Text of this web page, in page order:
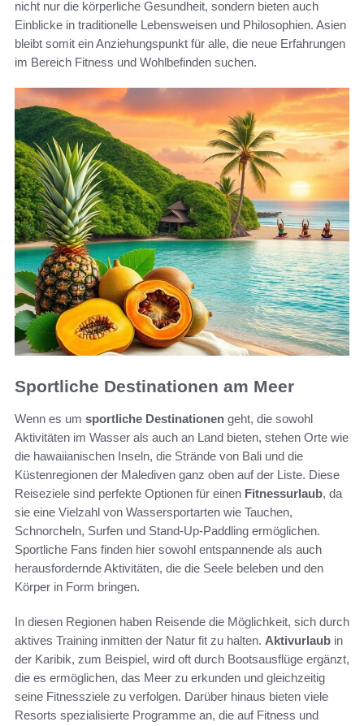
nicht nur die körperliche Gesundheit, sondern bieten auch
Einblicke in traditionelle Lebensweisen und Philosophien. Asien
bleibt somit ein Anziehungspunkt für alle, die neue Erfahrungen
im Bereich Fitness und Wohlbefinden suchen.
Sportliche Destinationen am Meer
Wenn es um sportliche Destinationen geht, die sowohl
Aktivitäten im Wasser als auch an Land bieten, stehen Orte wie
die hawaiianischen Inseln, die Strände von Bali und die
Küstenregionen der Malediven ganz oben auf der Liste. Diese
Reiseziele sind perfekte Optionen für einen Fitnessurlaub, da
sie eine Vielzahl von Wassersportarten wie Tauchen,
Schnorcheln, Surfen und Stand-Up-Paddling ermöglichen.
Sportliche Fans finden hier sowohl entspannende als auch
herausfordernde Aktivitäten, die die Seele beleben und den
Körper in Form bringen.
In diesen Regionen haben Reisende die Möglichkeit, sich durch
aktives Training inmitten der Natur fit zu halten. Aktivurlaub in
der Karibik, zum Beispiel, wird oft durch Bootsausflüge ergänzt,
die es ermöglichen, das Meer zu erkunden und gleichzeitig
seine Fitnessziele zu verfolgen. Darüber hinaus bieten viele
Resorts spezialisierte Programme an, die auf Fitness und